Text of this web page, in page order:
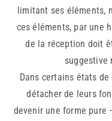
limitant ses éléments,
ces éléments, par une
de la réception doit
suggestive
Dans certains états
détacher de leurs
devenir une forme pure